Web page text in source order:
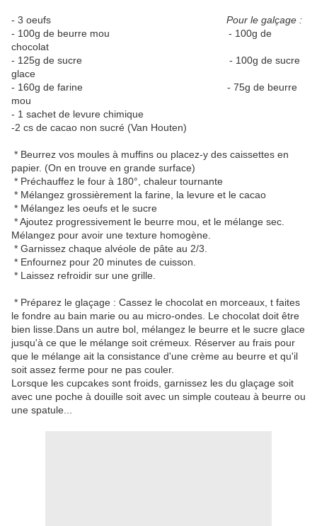
- 3 oeufs Pour le galçage :
- 100g de beurre mou - 100g de
chocolat
- 125g de sucre - 100g de sucre
glace
- 160g de farine - 75g de beurre
mou
- 1 sachet de levure chimique
-2 cs de cacao non sucré (Van Houten)
* Beurrez vos moules à muffins ou placez-y des caissettes en
papier. (On en trouve en grande surface)
* Préchauffez le four à 180°, chaleur tournante
* Mélangez grossièrement la farine, la levure et le cacao
* Mélangez les oeufs et le sucre
* Ajoutez progressivement le beurre mou, et le mélange sec.
Mélangez pour avoir une texture homogène.
* Garnissez chaque alvéole de pâte au 2/3.
* Enfournez pour 20 minutes de cuisson.
* Laissez refroidir sur une grille.
* Préparez le glaçage : Cassez le chocolat en morceaux, t faites
le fondre au bain marie ou au micro-ondes. Le chocolat doit être
bien lisse.Dans un autre bol, mélangez le beurre et le sucre glace
jusqu'à ce que le mélange soit crémeux. Réserver au frais pour
que le mélange ait la consistance d'une crème au beurre et qu'il
soit assez ferme pour ne pas couler.
Lorsque les cupcakes sont froids, garnissez les du glaçage soit
avec une poche à douille soit avec un simple couteau à beurre ou
une spatule...